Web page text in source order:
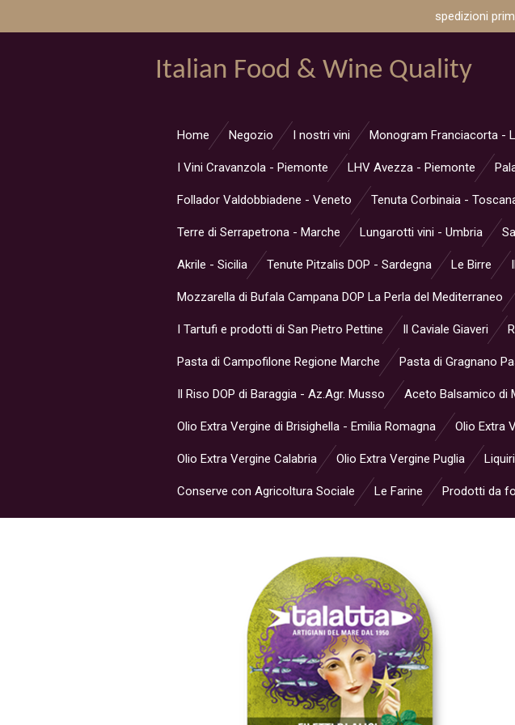
spedizioni
Italian Food & Wine Quality
Home Negozio I nostri vini Monogram Franciacorta -
I Vini Cravanzola - Piemonte LHV Avezza - Piemonte
Follador Valdobbiadene - Veneto Tenuta Corbinaia -
Terre di Serrapetrona - Marche Lungarotti vini - Umbria
Akrile - Sicilia Tenute Pitzalis DOP - Sardegna Le Birre
Mozzarella di Bufala Campana DOP La Perla del Mediterraneo
I Tartufi e prodotti di San Pietro Pettine Il Caviale Giaveri
Pasta di Campofilone Regione Marche Pasta di Gragnano
Il Riso DOP di Baraggia - Az.Agr. Musso Aceto Balsamico di
Olio Extra Vergine di Brisighella - Emilia Romagna Olio Extra
Olio Extra Vergine Calabria Olio Extra Vergine Puglia
Conserve con Agricoltura Sociale Le Farine Prodotti da